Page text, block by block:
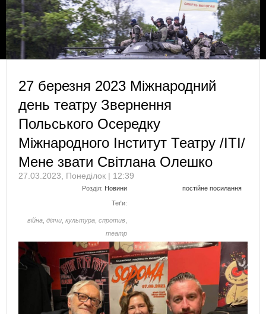
27 березня 2023 Міжнародний
день театру Звернення
Польського Осередку
Міжнародного Інститут Театру /ITI/
Мене звати Світлана Олешко
27.03.2023, Понеділок | 12:39
Розділ: Новини постійне посилання
Теґи:
війна діячи культура спротив
театр